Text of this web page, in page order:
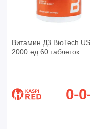
Витамин Д3 BioTech
2000 ед 60 таблеток